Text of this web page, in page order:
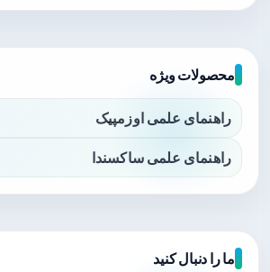
محصولات ویژه
راهنمای علمی اوزمپیک
راهنمای علمی ساکسندا
ما را دنبال کنید